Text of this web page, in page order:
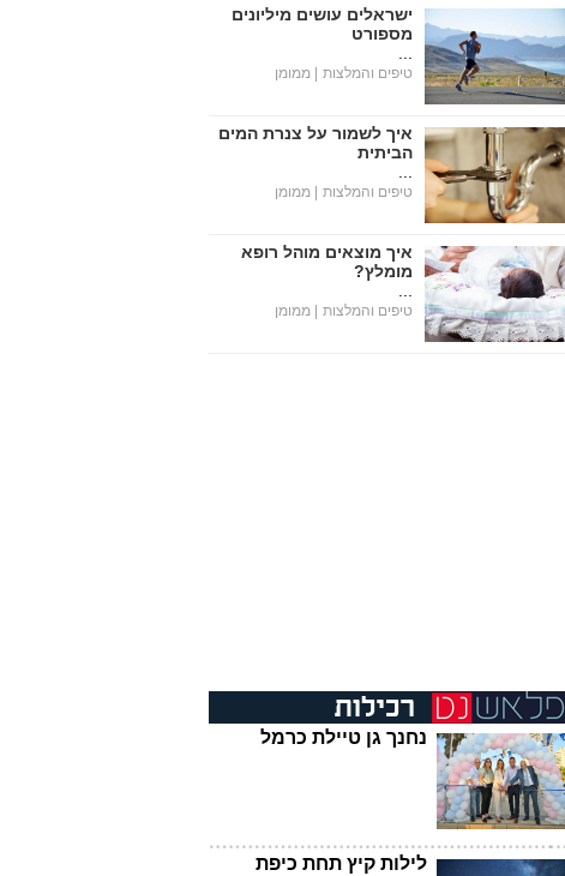
ישראלים עושים מיליונים
מספורט
טיפים והמלצות | ממומן
איך לשמור על צנרת המים
הביתית
טיפים והמלצות | ממומן
איך מוצאים מוהל רופא
מומלץ?
טיפים והמלצות | ממומן
נחנך גן טיילת כרמל
לילות קיץ תחת כיפת